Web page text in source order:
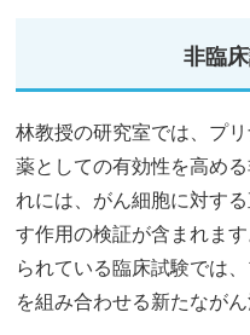
非臨
林教授の研究室では、プ
薬としての有効性を高め
れには、がん細胞に対す
す作用の検証が含まれま
られている臨床試験では
を組み合わせる新たなが